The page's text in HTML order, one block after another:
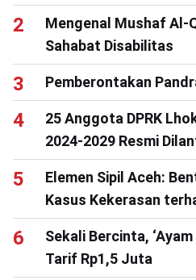
Mengenal Mushaf Al-
Sahabat Disabilitas
Pemberontakan
25 Anggota DPRK
2024-2029 Resmi
Elemen Sipil Aceh:
Kasus Kekerasan
Sekali Bercinta,
Tarif Rp1,5 Juta